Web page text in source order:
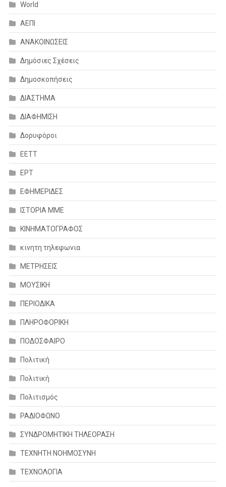
World
ΑΕΠΙ
ΑΝΑΚΟΙΝΩΣΕΙΣ
Δημόσιες Σχέσεις
Δημοσκοπήσεις
ΔΙΑΣΤΗΜΑ
ΔΙΑΦΗΜΙΣΗ
Δορυφόροι
ΕΕΤΤ
ΕΡΤ
ΕΦΗΜΕΡΙΔΕΣ
ΙΣΤΟΡΙΑ ΜΜΕ
ΚΙΝΗΜΑΤΟΓΡΑΦΟΣ
κινητη τηλεφωνια
ΜΕΤΡΗΣΕΙΣ
ΜΟΥΣΙΚΗ
ΠΕΡΙΟΔΙΚΑ
ΠΛΗΡΟΦΟΡΙΚΗ
ΠΟΔΟΣΦΑΙΡΟ
Πολιτική
Πολιτική
Πολιτισμός
ΡΑΔΙΟΦΩΝΟ
ΣΥΝΔΡΟΜΗΤΙΚΗ ΤΗΛΕΟΡΑΣΗ
ΤΕΧΝΗΤΗ ΝΟΗΜΟΣΥΝΗ
ΤΕΧΝΟΛΟΓΙΑ